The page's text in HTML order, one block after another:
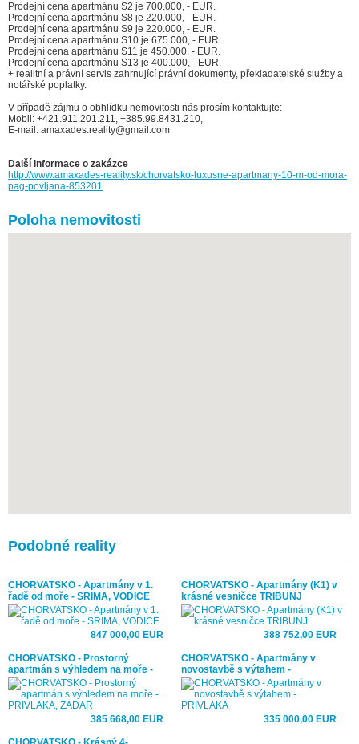
Prodejní cena apartmánu S2 je 700.000, - EUR.
Prodejní cena apartmánu S8 je 220.000, - EUR.
Prodejní cena apartmánu S9 je 220.000, - EUR.
Prodejní cena apartmánu S10 je 675.000, - EUR.
Prodejní cena apartmánu S11 je 450.000, - EUR.
Prodejní cena apartmánu S13 je 400.000, - EUR.
+ realitní a právní servis zahrnující právní dokumenty, překladatelské služby a
notářské poplatky.
V případě zájmu o obhlídku nemovitosti nás prosím kontaktujte:
Mobil: +421.911.201.211, +385.99.8431.210,
E-mail: amaxades.reality@gmail.com
Další informace o zakázce
http://www.amaxades-reality.sk/chorvatsko-luxusne-apartmany-10-m-od-mora-
pag-povljana-853201
Poloha nemovitosti
Podobné reality
CHORVATSKO - Apartmány v 1.
řadě od moře - SRIMA, VODICE
847 000,00 EUR
CHORVATSKO - Apartmány (K1) v
krásné vesničce TRIBUNJ
388 752,00 EUR
CHORVATSKO - Prostorný
apartmán s výhledem na moře -
PRIVLAKA, ZADAR
385 668,00 EUR
CHORVATSKO - Apartmány v
novostavbě s výtahem -
PRIVLAKA
335 000,00 EUR